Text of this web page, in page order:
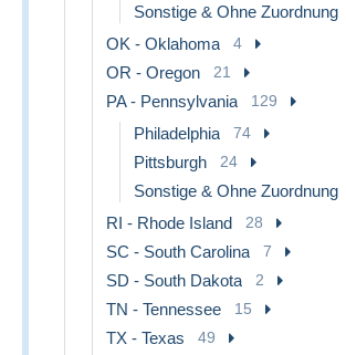
Sonstige & Ohne Zuordnung
OK - Oklahoma 4
OR - Oregon 21
PA - Pennsylvania 129
Philadelphia 74
Pittsburgh 24
Sonstige & Ohne Zuordnung
RI - Rhode Island 28
SC - South Carolina 7
SD - South Dakota 2
TN - Tennessee 15
TX - Texas 49